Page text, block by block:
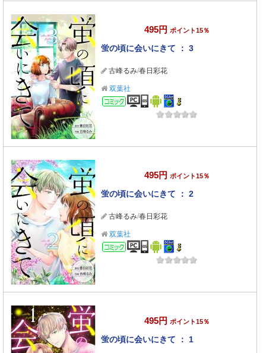
495円 ポイント15％
蛍の頃に会いにきて ： 3
古峰るみ/春日彩花
双葉社
コミック
495円 ポイント15％
蛍の頃に会いにきて ： 2
古峰るみ/春日彩花
双葉社
コミック
495円 ポイント15％
蛍の頃に会いにきて ： 1